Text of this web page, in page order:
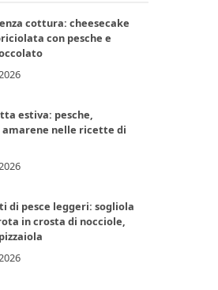
cottura: cheesecake
con pesche e
estiva: pesche,
amarene nelle ricette di
di pesce leggeri: sogliola
in crosta di nocciole,